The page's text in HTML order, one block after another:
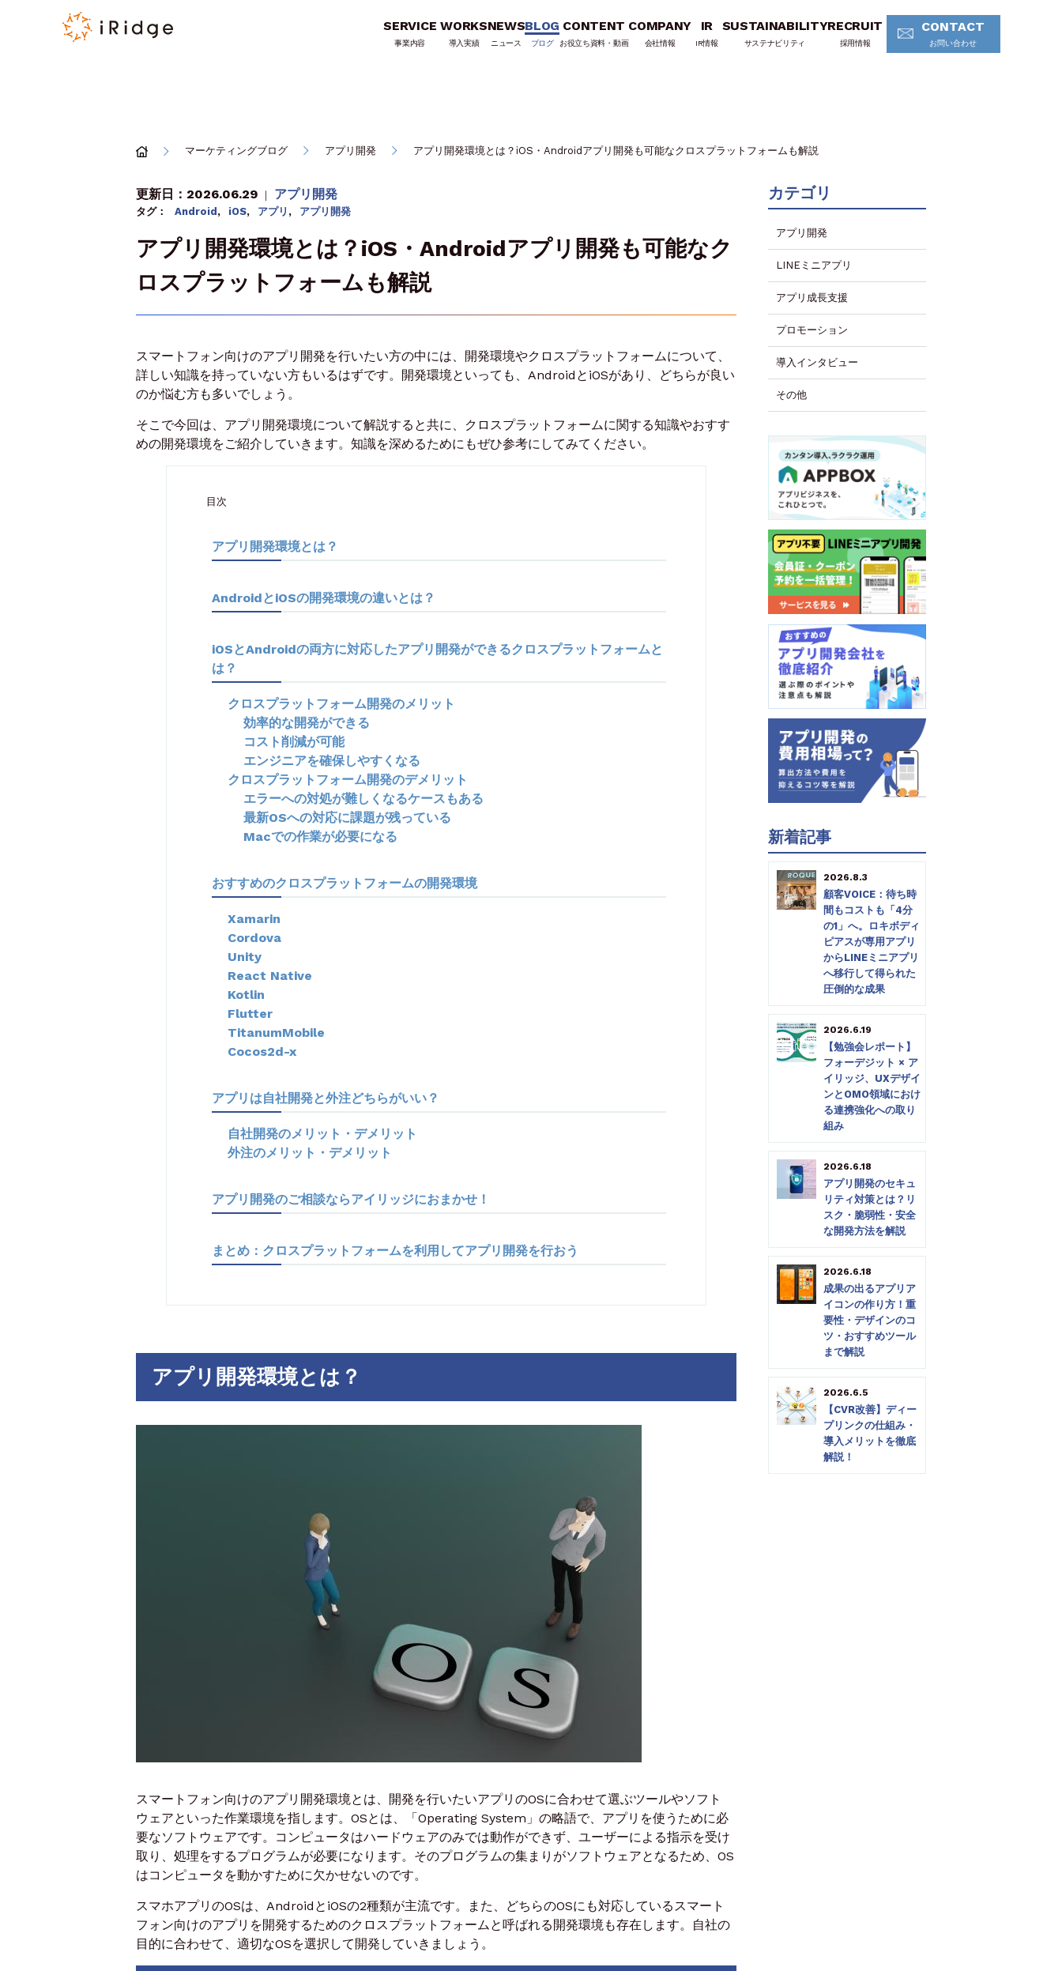
SERVICE
事業内容
WORKS
導入実績
NEWS
ニュース
BLOG
ブログ
CONTENT
お役立ち資料・動画
COMPANY
会社情報
IR
IR情報
SUSTAINABILITY
サステナビリティ
RECRUIT
採用情報
CONTACT
お問い合わせ
マーケティングブログ アプリ開発 アプリ開発環境とは？iOS・Androidアプリ開発も可能なクロスプラットフォームも解説
更新日：2026.06.29 ｜ アプリ開発
タグ： Android , iOS, アプリ , アプリ開発
アプリ開発環境とは？iOS・Androidアプリ開発も可能なク
ロスプラットフォームも解説
スマートフォン向けのアプリ開発を行いたい方の中には、開発環境やクロスプラットフォームについて、
詳しい知識を持っていない方もいるはずです。開発環境といっても、AndroidとiOSがあり、どちらが良い
のか悩む方も多いでしょう。
そこで今回は、アプリ開発環境について解説すると共に、クロスプラットフォームに関する知識やおすす
めの開発環境をご紹介していきます。知識を深めるためにもぜひ参考にしてみてください。
目次
アプリ開発環境とは？
AndroidとiOSの開発環境の違いとは？
iOSとAndroidの両方に対応したアプリ開発ができるクロスプラットフォームと
は？
クロスプラットフォーム開発のメリット
効率的な開発ができる
コスト削減が可能
エンジニアを確保しやすくなる
クロスプラットフォーム開発のデメリット
エラーへの対処が難しくなるケースもある
最新OSへの対応に課題が残っている
Macでの作業が必要になる
おすすめのクロスプラットフォームの開発環境
Xamarin
Cordova
Unity
React Native
Kotlin
Flutter
TitanumMobile
Cocos2d-x
アプリは自社開発と外注どちらがいい？
自社開発のメリット・デメリット
外注のメリット・デメリット
アプリ開発のご相談ならアイリッジにおまかせ！
まとめ：クロスプラットフォームを利用してアプリ開発を行おう
アプリ開発環境とは？
スマートフォン向けのアプリ開発環境とは、開発を行いたいアプリのOSに合わせて選ぶツールやソフト
ウェアといった作業環境を指します。OSとは、「Operating System」の略語で、アプリを使うために必
要なソフトウェアです。コンピュータはハードウェアのみでは動作ができず、ユーザーによる指示を受け
取り、処理をするプログラムが必要になります。そのプログラムの集まりがソフトウェアとなるため、OS
はコンピュータを動かすために欠かせないのです。
スマホアプリのOSは、AndroidとiOSの2種類が主流です。また、どちらのOSにも対応しているスマート
フォン向けのアプリを開発するためのクロスプラットフォームと呼ばれる開発環境も存在します。自社の
目的に合わせて、適切なOSを選択して開発していきましょう。
カテゴリ
アプリ開発
LINEミニアプリ
アプリ成長支援
プロモーション
導入インタビュー
その他
新着記事
2026.8.3
顧客VOICE：待ち時
間もコストも「4分
の1」へ。ロキボディ
ピアスが専用アプリ
からLINEミニアプリ
へ移行して得られた
圧倒的な成果
2026.6.19
【勉強会レポート】
フォーデジット × ア
イリッジ、UXデザイ
ンとOMO領域におけ
る連携強化への取り
組み
2026.6.18
アプリ開発のセキュ
リティ対策とは？リ
スク・脆弱性・安全
な開発方法を解説
2026.6.18
成果の出るアプリア
イコンの作り方！重
要性・デザインのコ
ツ・おすすめツール
まで解説
2026.6.5
【CVR改善】ディー
プリンクの仕組み・
導入メリットを徹底
解説！